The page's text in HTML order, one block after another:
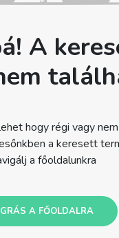
A
hogy régi vagy
a keresett
a főoldalunkra
A FŐOLDALRA